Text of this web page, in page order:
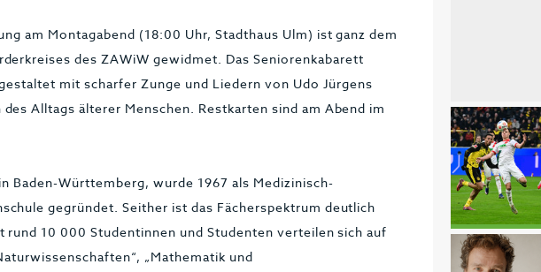
am Montagabend (18:00 Uhr, Stadthaus Ulm) ist ganz dem
des ZAWiW gewidmet. Das Seniorenkabarett
mit scharfer Zunge und Liedern von Udo Jürgens
Alltags älterer Menschen. Restkarten sind am Abend im
Baden-Württemberg, wurde 1967 als Medizinisch-
gegründet. Seither ist das Fächerspektrum deutlich
10 000 Studentinnen und Studenten verteilen sich auf
„Mathematik und